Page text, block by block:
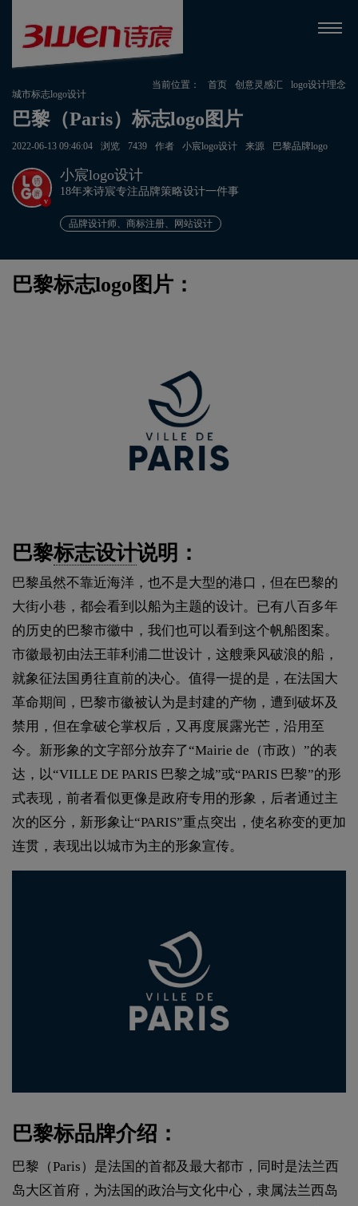
当前位置： 首页 创意灵感汇
logo设计理念
城市标志logo设计
巴黎（Paris）标志logo图片
2022-06-13 09:46:04 浏览 7439 作者 小宸logo设计 来源 巴黎品牌logo
v
小宸logo设计
18年来诗宸专注品牌策略设计一件事
品牌设计师、商标注册、网站设计
巴黎标志logo图片：
巴黎标志设计说明：
巴黎虽然不靠近海洋，也不是大型的港口，但在巴黎的
大街小巷，都会看到以船为主题的设计。已有八百多年
的历史的巴黎市徽中，我们也可以看到这个帆船图案。
市徽最初由法王菲利浦二世设计，这艘乘风破浪的船，
就象征法国勇往直前的决心。值得一提的是，在法国大
革命期间，巴黎市徽被认为是封建的产物，遭到破坏及
禁用，但在拿破仑掌权后，又再度展露光芒，沿用至
今。新形象的文字部分放弃了“Mairie de（市政）”的表
达，以“VILLE DE PARIS 巴黎之城”或“PARIS 巴黎”的形
式表现，前者看似更像是政府专用的形象，后者通过主
次的区分，新形象让“PARIS”重点突出，使名称变的更加
连贯，表现出以城市为主的形象宣传。
巴黎标品牌介绍：
巴黎（Paris）是法国的首都及最大都市，同时是法兰西
岛大区首府，为法国的政治与文化中心，隶属法兰西岛